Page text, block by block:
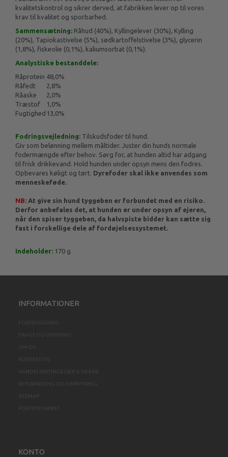
kvalitetskontrol og sikrer derved, at fabrikken lever op til vores
krav til kvalitet og sporbarhed.
Sammensætning: Råhud (40%), Kyllingelever (30%), Kylling
(20%), Tapiokastivelse (5%), sødkartoffelstivelse (3%), glycerin
(1,8%), fiskeolie (0,1%), kaliumsorbat (0,1%).
Analystiske bestanddele:
Råprotein 48,0%
Råfedt
2,8%
Råaske
2,0%
Træstof
1,0%
Fugtighed 13,0%
Fodringsvejledning: Tilskudsfoder til hund.
Giv som belønning mellem måltider. Juster din hunds normale
fodermængde efter behov. Sørg for, at hunden altid har adgang
til frisk drikkevand. Hold hunden under opsyn mens den fodres.
Opbevares køligt og tørt. Dyrefoder skal ikke anvendes som
menneskeføde.
NB: At give sin hund tyggeben er forbundet med en risiko.
Derfor anbefales det, at hunden er under opsyn af ejeren,
når den spiser tyggeben, da halvspiste bidder kan sætte sig
fast i forskellige dele af fordøjelsessystemet.
Indeholder: 170 g
INFORMATIONER
FORTROLIGHED
FRAGT OG LEVERING
OM OS
KONTAKT OS
HANDELSBETINGELSER & VILKÅR
RETURNERING OG OMBYTNING
SITEMAP
FORTRYD KØBET
KONTO